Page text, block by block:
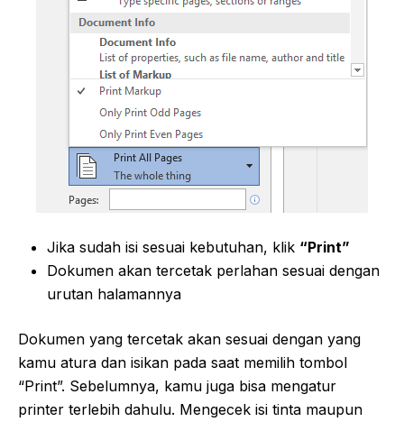
Jika sudah isi sesuai kebutuhan, klik “Print”
Dokumen akan tercetak perlahan sesuai dengan
urutan halamannya
Dokumen yang tercetak akan sesuai dengan yang
kamu atura dan isikan pada saat memilih tombol
“Print”. Sebelumnya, kamu juga bisa mengatur
printer terlebih dahulu. Mengecek isi tinta maupun